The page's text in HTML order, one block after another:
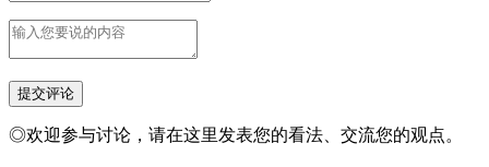
◎欢迎参与讨论，请在这里发表您的看法、交流您的观点。